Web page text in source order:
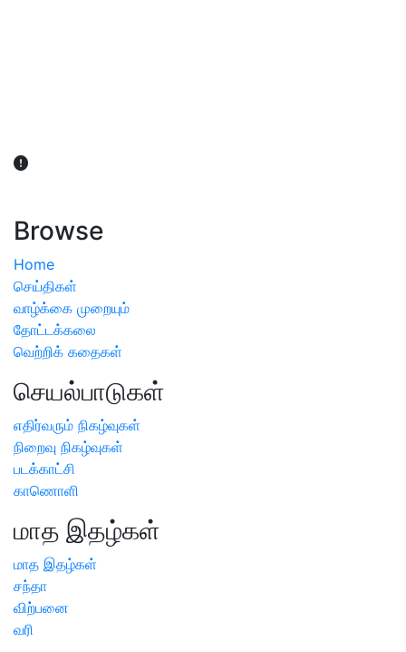
Browse
Home
செய்திகள்
வாழ்க்கை முறையும்
தோட்டக்கலை
வெற்றிக் கதைகள்
செயல்பாடுகள்
எதிர்வரும் நிகழ்வுகள்
நிறைவு நிகழ்வுகள்
படக்காட்சி
காணொளி
மாத இதழ்கள்
மாத இதழ்கள்
சந்தா
விற்பனை
வரி